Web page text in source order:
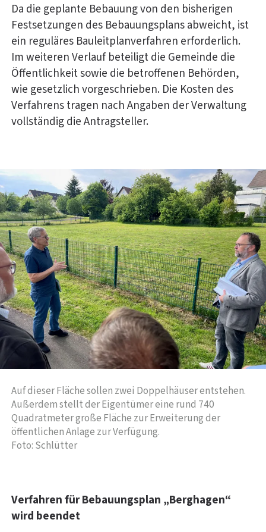
Da die geplante Bebauung von den bisherigen
Festsetzungen des Bebauungsplans abweicht, ist
ein reguläres Bauleitplanverfahren erforderlich.
Im weiteren Verlauf beteiligt die Gemeinde die
Öffentlichkeit sowie die betroffenen Behörden,
wie gesetzlich vorgeschrieben. Die Kosten des
Verfahrens tragen nach Angaben der Verwaltung
vollständig die Antragsteller.
Auf dieser Fläche sollen zwei Doppelhäuser entstehen.
Außerdem stellt der Eigentümer eine rund 740
Quadratmeter große Fläche zur Erweiterung der
öffentlichen Anlage zur Verfügung.
Foto: Schlütter
Verfahren für Bebauungsplan „Berghagen“
wird beendet